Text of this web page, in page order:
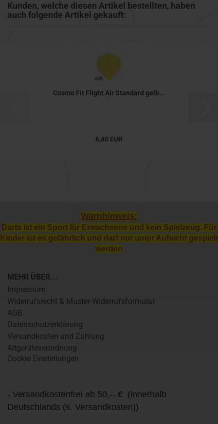
Kunden, welche diesen Artikel bestellten, haben
auch folgende Artikel gekauft:
Cosmo Fit Flight Air Standard gelb...
6,40 EUR
Warnhinweis:
Darts ist ein Sport für Erwachsene und kein Spielzeug. Für
Kinder ist es gefährlich und darf nur unter Aufsicht gespielt
werden
MEHR ÜBER...
Impressum
Widerrufsrecht & Muster-Widerrufsformular
AGB
Datenschutzerklärung
Versandkosten und Zahlung
Altgeräteverordnung
Cookie Einstellungen
- Versandkostenfrei ab 50,-- € (innerhalb
Deutschlands (s. Versandkosten))